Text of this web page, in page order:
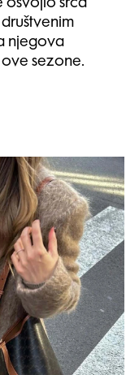
osvojio srca
njegova
sezone.